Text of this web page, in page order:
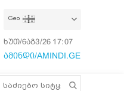
Geo
ხუთ/6აგვ/26 17:07:09
ამინდი/AMINDI.GE